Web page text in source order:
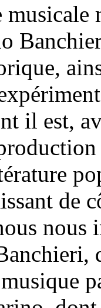
il est,
de